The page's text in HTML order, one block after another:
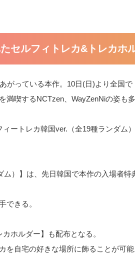
セルフィトレカ&トレカホ
がっている本作。10日(日)より全国
喫するNCTzen、WayZenNiの姿も多
ートレカ韓国ver.（全19種ランダム
ム）】は、先日韓国で本作の入場者
できる。
ホルダー】も配布となる。
自宅の好きな場所に飾ることが可能